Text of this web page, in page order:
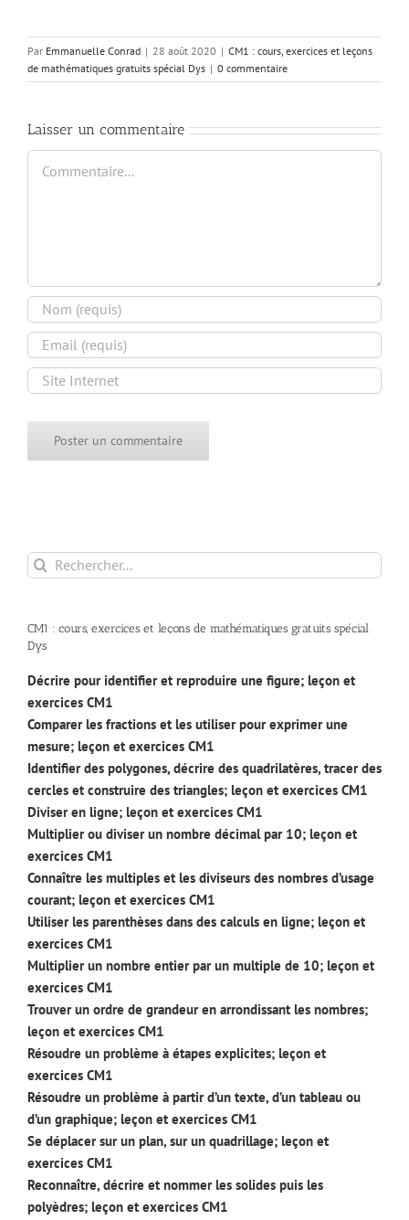
Par Emmanuelle Conrad | 28 août 2020 | CM1 : cours, exercices et leçons
de mathématiques gratuits spécial Dys | 0 commentaire
Laisser un commentaire
Commentaire
Rechercher:
CM1 : cours, exercices et leçons de mathématiques gratuits spécial
Dys
Décrire pour identifier et reproduire une figure; leçon et
exercices CM1
Comparer les fractions et les utiliser pour exprimer une
mesure; leçon et exercices CM1
Identifier des polygones, décrire des quadrilatères, tracer des
cercles et construire des triangles; leçon et exercices CM1
Diviser en ligne; leçon et exercices CM1
Multiplier ou diviser un nombre décimal par 10; leçon et
exercices CM1
Connaître les multiples et les diviseurs des nombres d’usage
courant; leçon et exercices CM1
Utiliser les parenthèses dans des calculs en ligne; leçon et
exercices CM1
Multiplier un nombre entier par un multiple de 10; leçon et
exercices CM1
Trouver un ordre de grandeur en arrondissant les nombres;
leçon et exercices CM1
Résoudre un problème à étapes explicites; leçon et
exercices CM1
Résoudre un problème à partir d’un texte, d’un tableau ou
d’un graphique; leçon et exercices CM1
Se déplacer sur un plan, sur un quadrillage; leçon et
exercices CM1
Reconnaître, décrire et nommer les solides puis les
polyèdres; leçon et exercices CM1